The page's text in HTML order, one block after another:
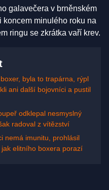
galavečera v brněnském
koncem minulého roku na
ringu se zkrátka vaří krev.
byla to trapárna, rýpl
ani další bojovníci a pustil
odklepal nesmyslný
radoval z vítězství
nemá imunitu, prohlásil
elitního boxera porazí